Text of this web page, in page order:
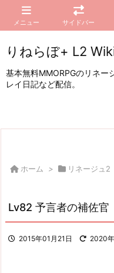
メニュー サイドバー
りねらぼ+ L2
基本無料MMORPGのリネー
レイ日記など配信。
ホーム > リネージュ2
Lv82 予言者の補佐官
2015年01月21日 2020